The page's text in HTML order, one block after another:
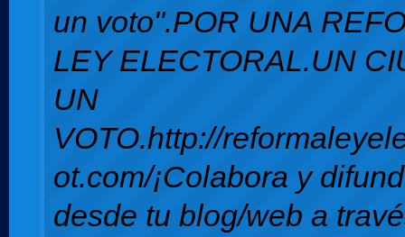
un voto".POR UNA
LEY ELECTORAL.UN
UN
VOTO.http://
ot.com/¡Colabora y
desde tu blog/web a